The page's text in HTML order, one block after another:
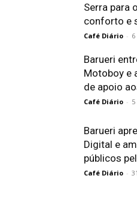
Serra para
conforto e
Café Diário -
Barueri
Motoboy e
de apoio
Café Diário -
Barueri
Digital e
públicos
Café Diário -